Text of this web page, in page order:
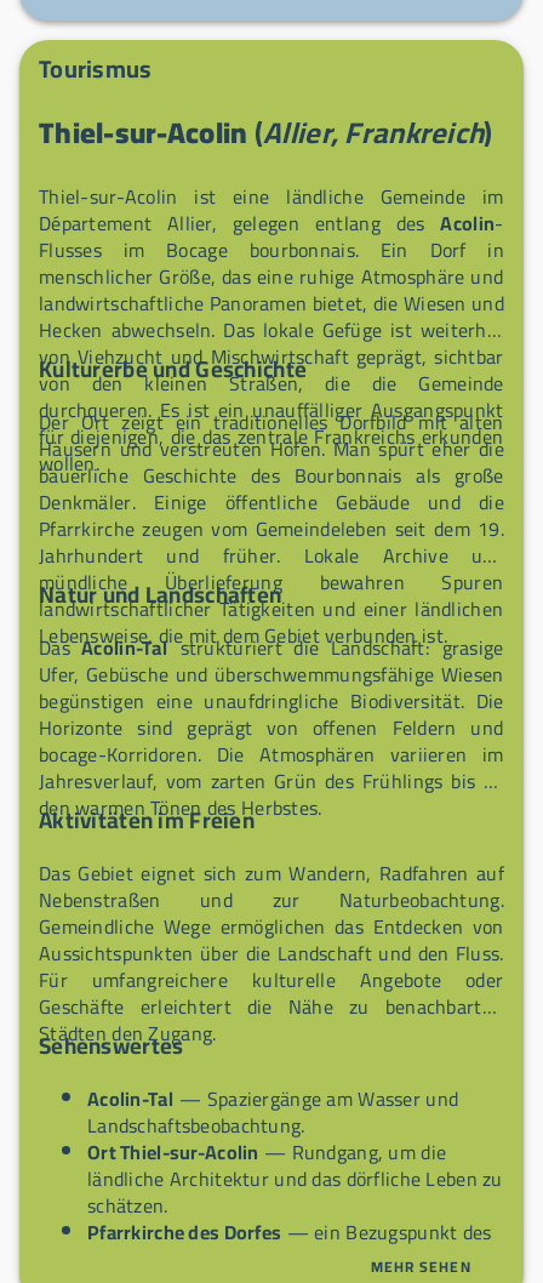
Entdeckung der Region fortsetzen.
Tourismus
Thiel-sur-Acolin(Allier, Frankreich)
Thiel-sur-Acolin ist eine ländliche Gemeinde im
Département Allier, gelegen entlang desAcolin-
Flusses im Bocage bourbonnais. Ein Dorf in
menschlicher Größe, das eine ruhige Atmosphäre und
landwirtschaftliche Panoramen bietet, die Wiesen und
Hecken abwechseln. Das lokale Gefüge ist weiterhin
von Viehzucht und Mischwirtschaft geprägt, sichtbar
von den kleinen Straßen, die die Gemeinde
durchqueren. Es ist ein unauffälliger Ausgangspunkt
für diejenigen, die das zentrale Frankreichs erkunden
wollen.
Kulturerbe und Geschichte
Der Ort zeigt ein traditionelles Dorfbild mit alten
Häusern und verstreuten Höfen. Man spürt eher die
bäuerliche Geschichte des Bourbonnais als große
Denkmäler. Einige öffentliche Gebäude und die
Pfarrkirche zeugen vom Gemeindeleben seit dem 19.
Jahrhundert und früher. Lokale Archive und
mündliche Überlieferung bewahren Spuren
landwirtschaftlicher Tätigkeiten und einer ländlichen
Lebensweise, die mit dem Gebiet verbunden ist.
Natur und Landschaften
DasAcolin-Talstrukturiert die Landschaft: grasige
Ufer, Gebüsche und überschwemmungsfähige Wiesen
begünstigen eine unaufdringliche Biodiversität. Die
Horizonte sind geprägt von offenen Feldern und
bocage-Korridoren. Die Atmosphären variieren im
Jahresverlauf, vom zarten Grün des Frühlings bis zu
den warmen Tönen des Herbstes.
Aktivitäten im Freien
Das Gebiet eignet sich zum Wandern, Radfahren auf
Nebenstraßen und zur Naturbeobachtung.
Gemeindliche Wege ermöglichen das Entdecken von
Aussichtspunkten über die Landschaft und den Fluss.
Für umfangreichere kulturelle Angebote oder
Geschäfte erleichtert die Nähe zu benachbarten
Städten den Zugang.
Sehenswertes
Acolin-Tal — Spaziergänge am Wasser und
Landschaftsbeobachtung.
Ort Thiel-sur-Acolin — Rundgang, um die
ländliche Architektur und das dörfliche Leben zu
schätzen.
Pfarrkirche des Dorfes — ein Bezugspunkt des
lokalen Kulturerbes und Treffpunkt derMEHR SEHEN